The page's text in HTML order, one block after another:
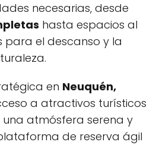
necesarias, desde
hasta espacios al
para el descanso y la
en Neuquén,
a atractivos turísticos
atmósfera serena y
de reserva ágil